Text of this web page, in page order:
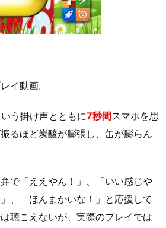
イ動画。
う掛け声とともに7秒間スマホを思
るほど炭酸が膨張し、缶が膨らん
で「ええやん！」、「いい感じや
、「ほんまかいな！」と応援して
聴こえないが、実際のプレイでは